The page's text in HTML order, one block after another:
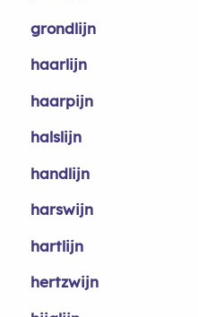
grondlijn
haarlijn
haarpijn
halslijn
handlijn
harswijn
hartlijn
hertzwijn